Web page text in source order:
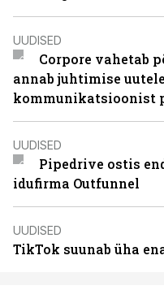
UUDISED
Corpore vahetab
annab juhtimise
kommunikatsioonist
UUDISED
Pipedrive ostis
idufirma Outfunnel
UUDISED
TikTok suunab üha